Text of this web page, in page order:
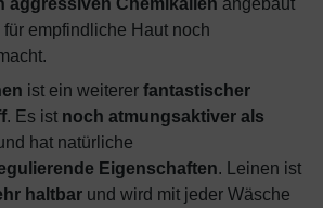
empfindliche Haut noch
ist ein weiterer fantastischer
. Es ist noch atmungsaktiver als
hat natürliche
Eigenschaften. Leinen ist
haltbar und wird mit jeder Wäsche